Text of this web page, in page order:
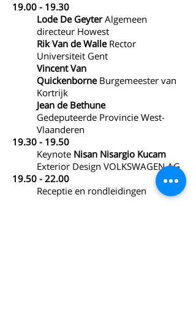
19.00 - 19.30
Lode De GeyterAlgemeen
directeur Howest
Rik Van de Walle Rector
Universiteit Gent
Vincent Van
Quickenborne Burgemeester van
Kortrijk
Jean de Bethune
Gedeputeerde Provincie West-
Vlaanderen
19.30 - 19.50
Keynote Nisan Nisargio Kucam
Exterior Design VOLKSWAGEN AG
19.50 - 22.00
Receptie en rondleidingen